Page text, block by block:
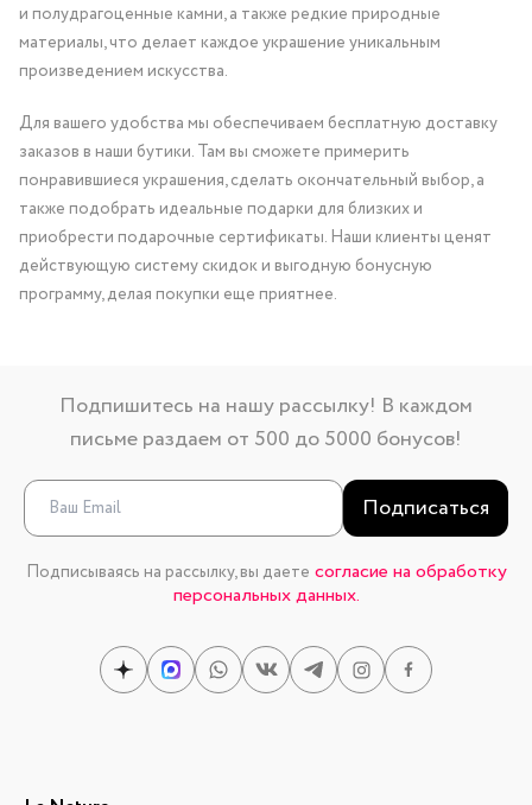
и полудрагоценные камни, а также редкие природные
материалы, что делает каждое украшение уникальным
произведением искусства.
Для вашего удобства мы обеспечиваем бесплатную доставку
заказов в наши бутики. Там вы сможете примерить
понравившиеся украшения, сделать окончательный выбор, а
также подобрать идеальные подарки для близких и
приобрести подарочные сертификаты. Наши клиенты ценят
действующую систему скидок и выгодную бонусную
программу, делая покупки еще приятнее.
Подпишитесь на нашу рассылку! В каждом
письме раздаем от 500 до 5000 бонусов!
Подписаться
Подписываясь на рассылку, вы даете согласие на обработку
персональных данных.